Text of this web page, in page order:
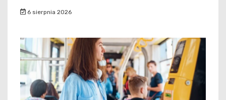
6 sierpnia 2026